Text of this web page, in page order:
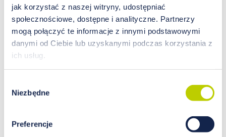
jak korzystać z naszej witryny, udostępniać
społecznościowe, dostępne i analityczne. Partnerzy
mogą połączyć te informacje z innymi podstawowymi
danymi od Ciebie lub uzyskanymi podczas korzystania z
ich usług.
zgody
Niezbędne
Preferencje
Wykorzystanie ludzkich włosów
Postępujące industrializacja i urbanizacja wiążą